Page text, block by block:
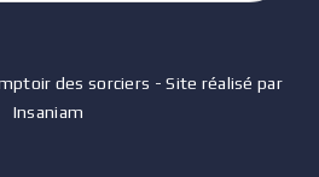
des sorciers - Site réalisé par
Insaniam